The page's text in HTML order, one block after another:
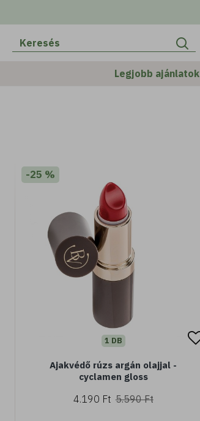
Legjobb ajánlatok
-25 %
1 DB
Ajakvédő rúzs argán olajjal -
cyclamen gloss
4.190 Ft 5.590 Ft